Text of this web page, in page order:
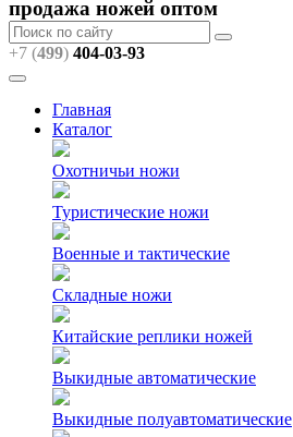
продажа ножей оптом
+7 (499) 404-03-93
Главная
Каталог
Охотничьи ножи
Туристические ножи
Военные и тактические
Складные ножи
Китайские реплики ножей
Выкидные автоматические
Выкидные полуавтоматические